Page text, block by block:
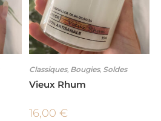
Classiques, Bougies, Soldes
Vieux Rhum
16,00€